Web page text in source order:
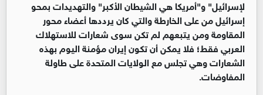
لإسرائيل" و"أمريكا هي الشيطان الأكبر" والتهديدات بمحو
إسرائيل من على الخارطة والتي كان يرددها أعضاء محور
المقاومة ومن يتبعهم لم تكن سوى شعارات للاستهلاك
العربي فقط؛ فلا يمكن أن تكون إيران مؤمنة اليوم بهذه
الشعارات وهي تجلس مع الولايات المتحدة على طاولة
المفاوضات.